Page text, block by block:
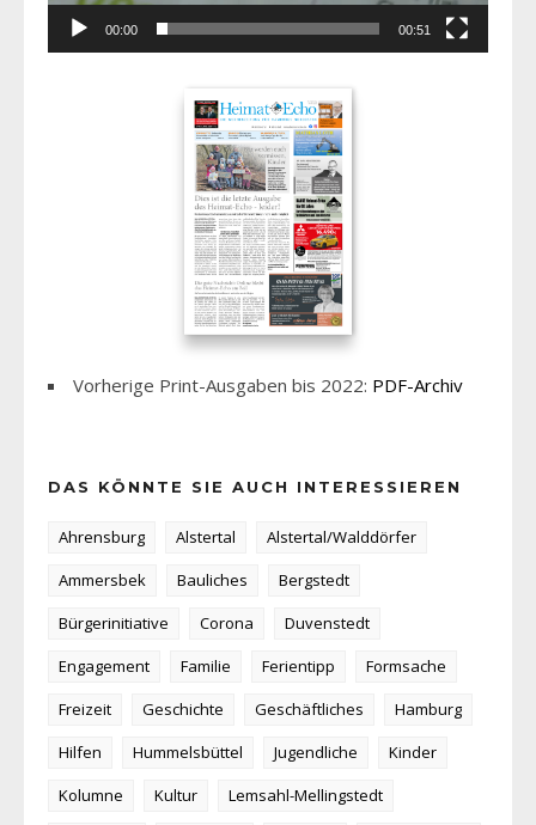
00:00 00:51
Vorherige Print-Ausgaben bis 2022: PDF-Archiv
DAS KÖNNTE SIE AUCH INTERESSIEREN
Ahrensburg Alstertal
Alstertal/Walddörfer
Ammersbek
Bauliches
Bergstedt
Bürgerinitiative
Corona
Duvenstedt
Engagement
Familie Ferientipp
Formsache
Freizeit
Geschichte Geschäftliches
Hamburg
Hilfen
Hummelsbüttel Jugendliche
Kinder
Kolumne
Kultur
Lemsahl-Mellingstedt